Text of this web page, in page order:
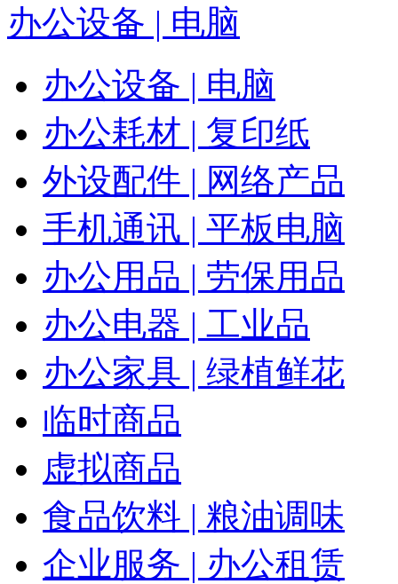
办公设备 | 电脑
办公设备 | 电脑
办公耗材 | 复印纸
外设配件 | 网络产品
手机通讯 | 平板电脑
办公用品 | 劳保用品
办公电器 | 工业品
办公家具 | 绿植鲜花
临时商品
虚拟商品
食品饮料 | 粮油调味
企业服务 | 办公租赁